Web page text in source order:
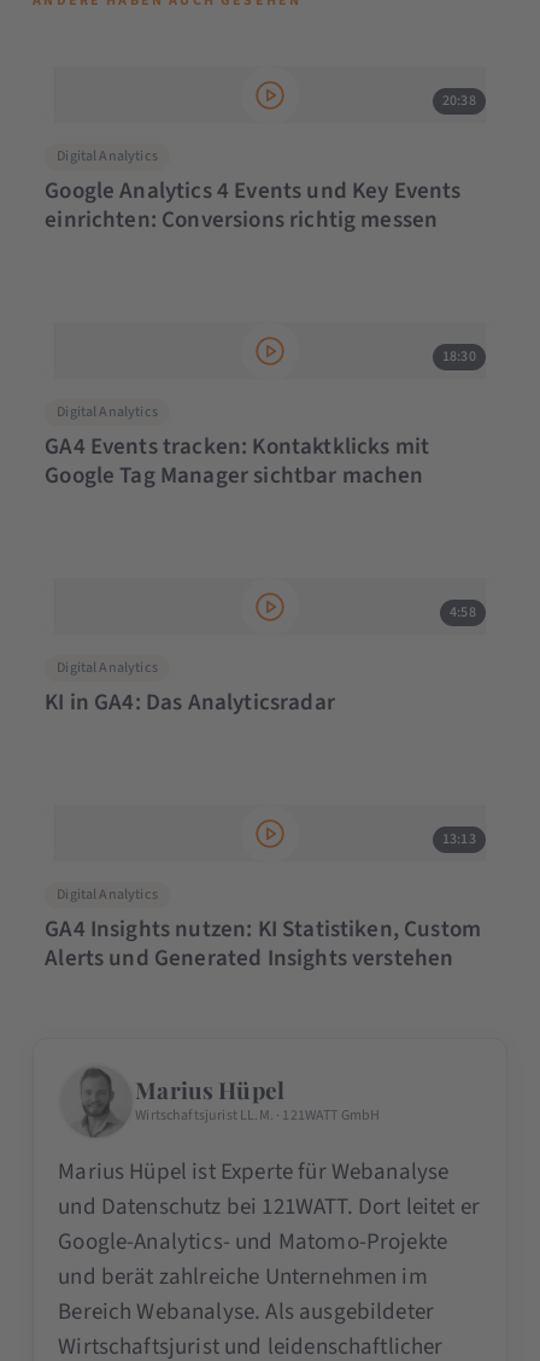
20:38
Digital Analytics
Google Analytics 4 Events und Key Events
einrichten: Conversions richtig messen
18:30
Digital Analytics
GA4 Events tracken: Kontaktklicks mit
Google Tag Manager sichtbar machen
4:58
Digital Analytics
KI in GA4: Das Analyticsradar
13:13
Digital Analytics
GA4 Insights nutzen: KI Statistiken, Custom
Alerts und Generated Insights verstehen
Marius Hüpel
Wirtschaftsjurist LL.M. · 121WATT GmbH
Marius Hüpel ist Experte für Webanalyse
und Datenschutz bei 121WATT. Dort leitet er
Google-Analytics- und Matomo-Projekte
und berät zahlreiche Unternehmen im
Bereich Webanalyse. Als ausgebildeter
Wirtschaftsjurist und leidenschaftlicher